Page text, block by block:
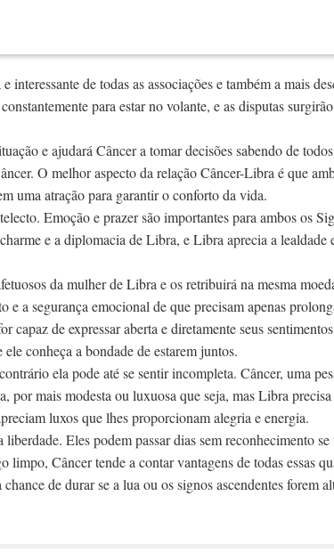
de todas as associações e também a mais
para estar no volante, e as disputas
e ajudará Câncer a tomar decisões sabendo de
O melhor aspecto da relação Câncer-Libra é que
uma atração para garantir o conforto da vida.
Emoção e prazer são importantes para ambos os
e a diplomacia de Libra, e Libra aprecia a lealdade
da mulher de Libra e os retribuirá na mesma
e a segurança emocional de que precisam apenas
de expressar aberta e diretamente seus
conheça a bondade de estarem juntos.
ela pode até se sentir incompleta. Câncer, uma
por mais modesta ou luxuosa que seja, mas Libra
luxos que lhes proporcionam alegria e energia.
Eles podem passar dias sem reconhecimento se
Câncer tende a contar vantagens de todas essas
de durar se a lua ou os signos ascendentes forem